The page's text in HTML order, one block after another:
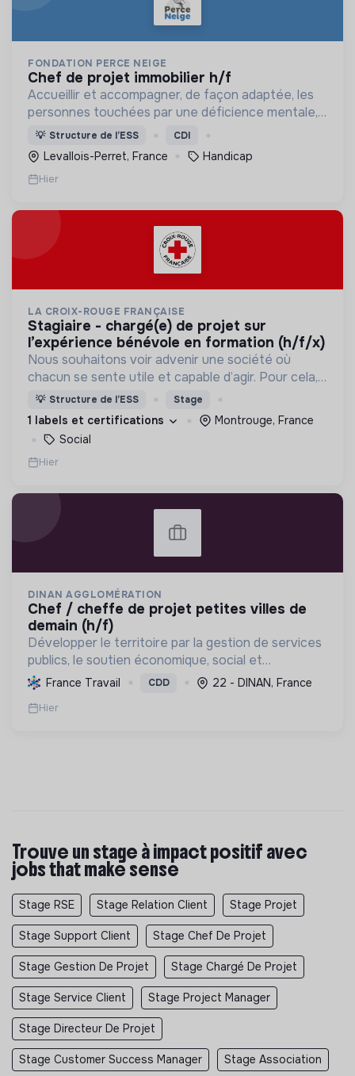
FONDATION PERCE NEIGE
chef de projet immobilier h/f
Accueillir et accompagner, de façon adaptée, les
personnes touchées par une déficience mentale,
un handicap physique ou psychique
💡 Structure de l’ESS CDI
Levallois-Perret, France Handicap
Hier
LA CROIX-ROUGE FRANÇAISE
stagiaire - chargé(e) de projet sur
l’expérience bénévole en formation (h/f/x)
Nous souhaitons voir advenir une société où
chacun se sente utile et capable d’agir. Pour cela,
nous proposons des moyens et des lieux
d’engagement innovants et adaptés à tous.
💡 Structure de l’ESS Stage
1 labels et certifications
Montrouge, France
Social
Hier
DINAN AGGLOMÉRATION
chef / cheffe de projet petites villes de
demain (h/f)
Développer le territoire par la gestion de services
publics, le soutien économique, social et
écologique, et la revitalisation des villes pour une
meilleure qualité de vie et un avenir durable.
France Travail CDD 22 - DINAN, France
Hier
Trouve un stage à impact positif avec
jobs that make sense
Stage RSE Stage Relation Client Stage Projet
Stage Support Client Stage Chef De Projet
Stage Gestion De Projet Stage Chargé De Projet
Stage Service Client Stage Project Manager
Stage Directeur De Projet
Stage Customer Success Manager Stage Association